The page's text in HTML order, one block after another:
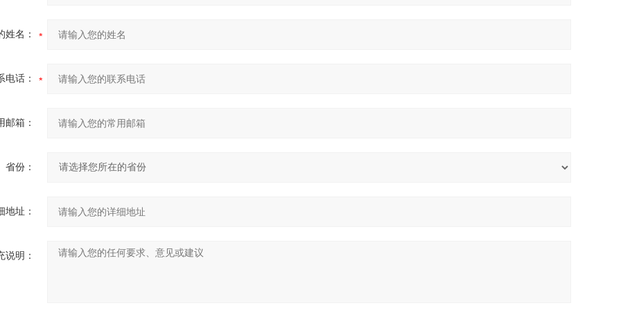
姓名：
电话：
邮箱：
省份：
地址：
说明：